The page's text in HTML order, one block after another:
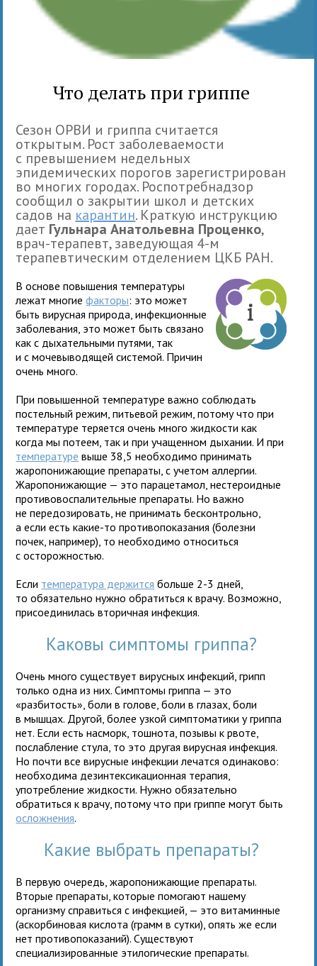
Что делать при гриппе
Сезон ОРВИ и гриппа считается
открытым. Рост заболеваемости
с превышением недельных
эпидемических порогов зарегистрирован
во многих городах. Роспотребнадзор
сообщил о закрытии школ и детских
садов на карантин. Краткую инструкцию
дает Гульнара Анатольевна Проценко,
врач-терапевт, заведующая 4-м
терапевтическим отделением ЦКБ РАН.
В основе повышения температуры
лежат многиефакторы: это может
быть вирусная природа, инфекционные
заболевания, это может быть связано
как с дыхательными путями, так
и с мочевыводящей системой. Причин
очень много.
При повышенной температуре важно соблюдать
постельный режим, питьевой режим, потому что при
температуре теряется очень много жидкости как
когда мы потеем, так и при учащенном дыхании. И при
температуре выше 38,5 необходимо принимать
жаропонижающие препараты, с учетом аллергии.
Жаропонижающие — это парацетамол, нестероидные
противовоспалительные препараты. Но важно
не передозировать, не принимать бесконтрольно,
а если есть какие-то противопоказания (болезни
почек, например), то необходимо относиться
с осторожностью.
Если температура держится больше 2-3 дней,
то обязательно нужно обратиться к врачу. Возможно,
присоединилась вторичная инфекция.
Каковы симптомы гриппа?
Очень много существует вирусных инфекций, грипп
только одна из них. Симптомы гриппа — это
«разбитость», боли в голове, боли в глазах, боли
в мышцах. Другой, более узкой симптоматики у гриппа
нет. Если есть насморк, тошнота, позывы к рвоте,
послабление стула, то это другая вирусная инфекция.
Но почти все вирусные инфекции лечатся одинаково:
необходима дезинтексикационная терапия,
употребление жидкости. Нужно обязательно
обратиться к врачу, потому что при гриппе могут быть
осложнения.
Какие выбрать препараты?
В первую очередь, жаропонижающие препараты.
Вторые препараты, которые помогают нашему
организму справиться с инфекцией, — это витаминные
(аскорбиновая кислота (грамм в сутки), опять же если
нет противопоказаний). Существуют
специализированные этилогические препараты.